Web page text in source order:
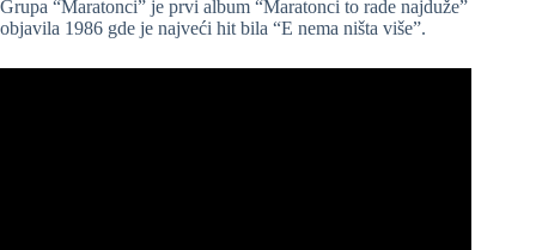
Grupa “Maratonci” je prvi album “Maratonci to rade najduže”
objavila 1986 gde je najveći hit bila “E nema ništa više”.